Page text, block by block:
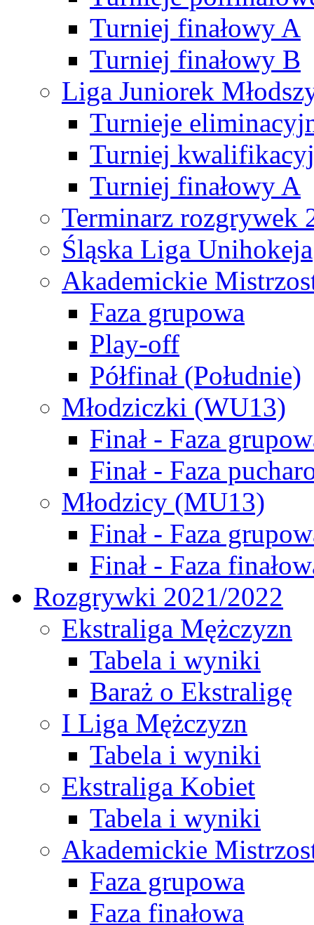
Turniej finałowy A
Turniej finałowy B
Liga Juniorek
Turnieje
Turniej
Turniej finałowy A
Terminarz rozgrywek
Śląska Liga Unihokeja
Akademickie
Faza grupowa
Play-off
Półfinał (Południe)
Młodziczki (WU13)
Finał - Faza
Finał - Faza
Młodzicy (MU13)
Finał - Faza
Finał - Faza
Rozgrywki 2021/2022
Ekstraliga Mężczyzn
Tabela i wyniki
Baraż o Ekstraligę
I Liga Mężczyzn
Tabela i wyniki
Ekstraliga Kobiet
Tabela i wyniki
Akademickie
Faza grupowa
Faza finałowa